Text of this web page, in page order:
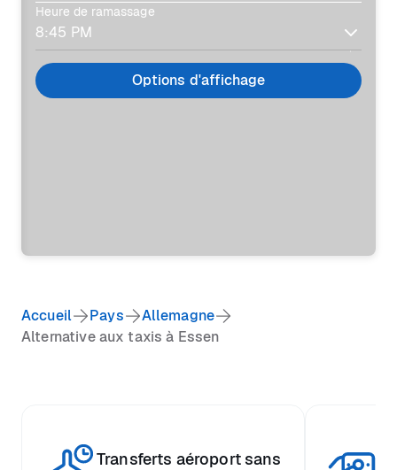
Heure de ramassage
Options d'affichage
Accueil Pays
Allemagne
Alternative aux taxis à Essen
Transferts aéroport sans